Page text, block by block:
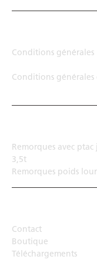
Conditions générales
Conditions générales
Remorques avec ptac
3,5t
Remorques poids
Contact
Boutique
Téléchargements